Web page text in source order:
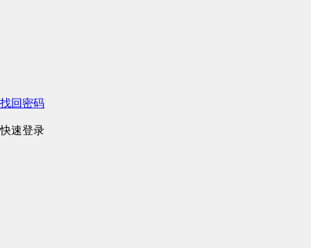
找回密码
快速登录